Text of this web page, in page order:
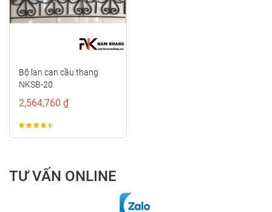
Bộ lan can cầu thang
NKSB-20
2,564,760 ₫
TƯ VẤN ONLINE